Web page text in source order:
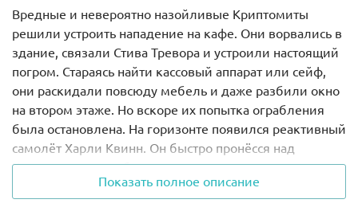
Вредные и невероятно назойливые Криптомиты
решили устроить нападение на кафе. Они ворвались в
здание, связали Стива Тревора и устроили настоящий
погром. Стараясь найти кассовый аппарат или сейф,
они раскидали повсюду мебель и даже разбили окно
на втором этаже. Но вскоре их попытка ограбления
была остановлена. На горизонте появился реактивный
самолёт Харли Квинн. Он быстро пронёсся над
Криптомитами и сбросил на их головы прочную сеть.
Воришки оказались схваченными, а похищенные ими
Показать полное описание